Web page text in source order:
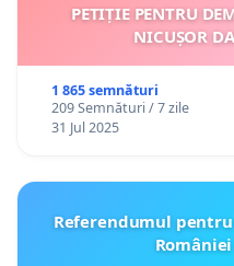
PETIȚIE PENTRU
NICUȘOR
1 865 semnături
209 Semnături / 7 zile
31 Jul 2025
Referendumul